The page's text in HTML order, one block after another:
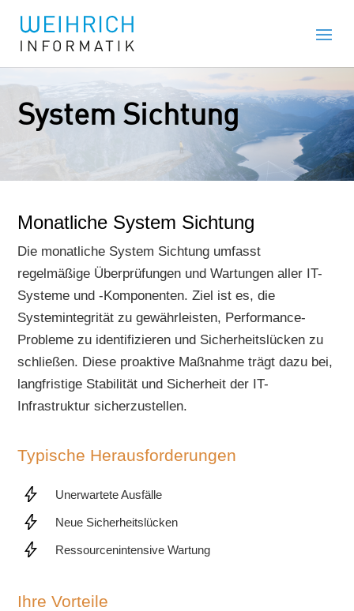
System Sichtung
Monatliche System Sichtung
Die monatliche System Sichtung umfasst
regelmäßige Überprüfungen und Wartungen aller IT-
Systeme und -Komponenten. Ziel ist es, die
Systemintegrität zu gewährleisten, Performance-
Probleme zu identifizieren und Sicherheitslücken zu
schließen. Diese proaktive Maßnahme trägt dazu bei,
langfristige Stabilität und Sicherheit der IT-
Infrastruktur sicherzustellen.
Typische Herausforderungen
Unerwartete Ausfälle
Neue Sicherheitslücken
Ressourcenintensive Wartung
Ihre Vorteile